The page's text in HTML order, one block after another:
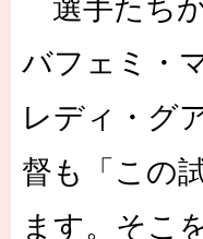
選手たち
バフェミ・
レディ・グ
督も「この
ます。そこ